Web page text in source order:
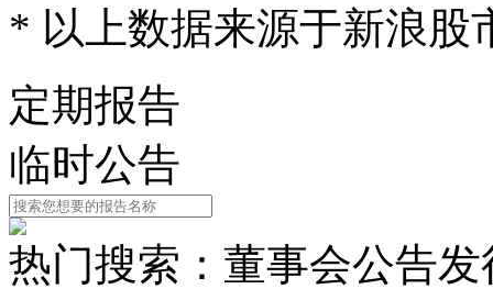
* 以上数据来源于新浪股
定期报告
临时公告
热门搜索： 董事会公告发